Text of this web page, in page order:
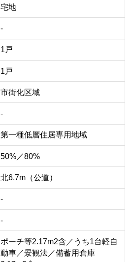
宅地
-
1戸
1戸
市街化区域
-
第一種低層住居専用地域
50%／80%
北6.7m（公道）
-
-
ポーチ等2.17m2含／うち1台軽自
動車／景観法／備蓄用倉庫